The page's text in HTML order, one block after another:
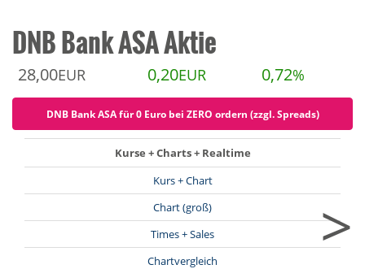
DNB Bank ASA Aktie
28,00EUR 0,20EUR 0,72%
DNB Bank ASA für 0 Euro bei ZERO ordern (zzgl. Spreads)
Kurse + Charts + Realtime
Kurs + Chart
Chart (groß)
Times + Sales
Chartvergleich
>